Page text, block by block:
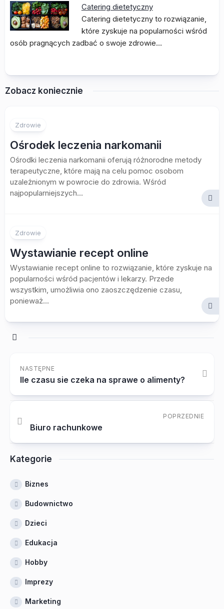
Catering dietetyczny
Catering dietetyczny to rozwiązanie,
które zyskuje na popularności wśród
osób pragnących zadbać o swoje zdrowie…
Zobacz koniecznie
Zdrowie
Ośrodek leczenia narkomanii
Ośrodki leczenia narkomanii oferują różnorodne metody
terapeutyczne, które mają na celu pomoc osobom
uzależnionym w powrocie do zdrowia. Wśród
najpopularniejszych...
Zdrowie
Wystawianie recept online
Wystawianie recept online to rozwiązanie, które zyskuje na
popularności wśród pacjentów i lekarzy. Przede
wszystkim, umożliwia ono zaoszczędzenie czasu,
ponieważ...
NASTĘPNE
Ile czasu sie czeka na sprawe o alimenty?
POPRZEDNIE
Biuro rachunkowe
Kategorie
Biznes
Budownictwo
Dzieci
Edukacja
Hobby
Imprezy
Marketing